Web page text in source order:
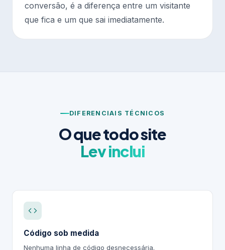
conversão, é a diferença entre um visitante
que fica e um que sai imediatamente.
DIFERENCIAIS TÉCNICOS
O que todo site
Lev inclui
Código sob medida
Nenhuma linha de código desnecessária.